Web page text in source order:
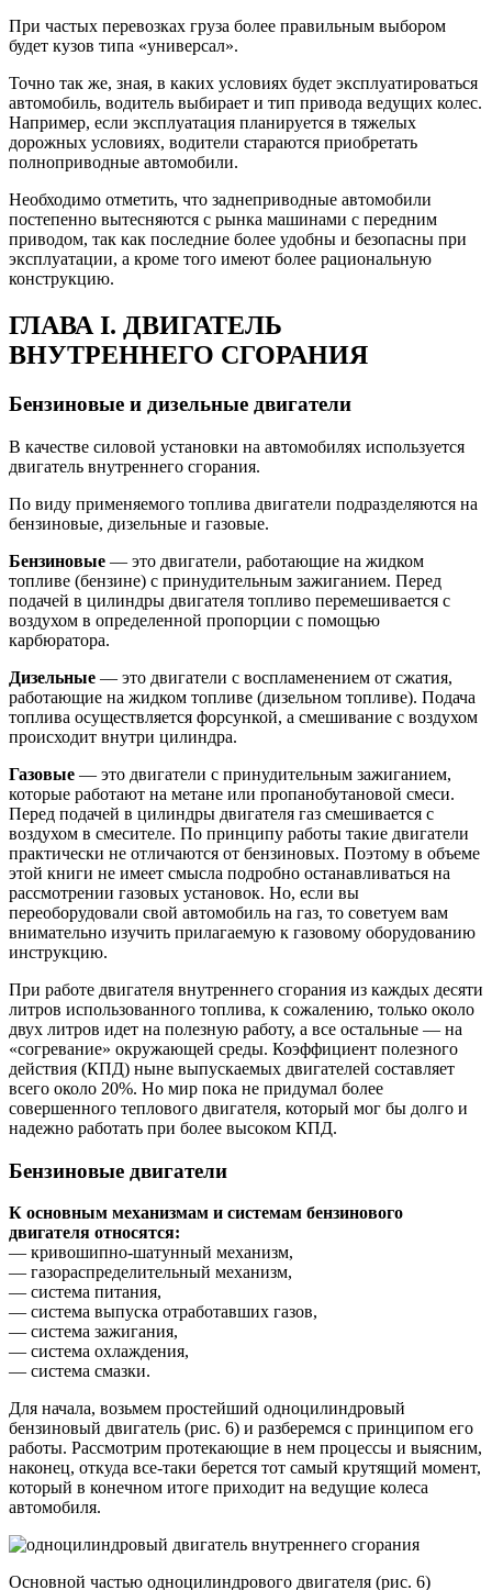
При частых перевозках груза более правильным выбором
будет кузов типа «универсал».
Точно так же, зная, в каких условиях будет эксплуатироваться
автомобиль, водитель выбирает и тип привода ведущих колес.
Например, если эксплуатация планируется в тяжелых
дорожных условиях, водители стараются приобретать
полноприводные автомобили.
Необходимо отметить, что заднеприводные автомобили
постепенно вытесняются с рынка машинами с передним
приводом, так как последние более удобны и безопасны при
эксплуатации, а кроме того имеют более рациональную
конструкцию.
ГЛАВА I. ДВИГАТЕЛЬ
ВНУТРЕННЕГО СГОРАНИЯ
Бензиновые и дизельные двигатели
В качестве силовой установки на автомобилях используется
двигатель внутреннего сгорания.
По виду применяемого топлива двигатели подразделяются на
бензиновые, дизельные и газовые.
Бензиновые — это двигатели, работающие на жидком
топливе (бензине) с принудительным зажиганием. Перед
подачей в цилиндры двигателя топливо перемешивается с
воздухом в определенной пропорции с помощью
карбюратора.
Дизельные — это двигатели с воспламенением от сжатия,
работающие на жидком топливе (дизельном топливе). Подача
топлива осуществляется форсункой, а смешивание с воздухом
происходит внутри цилиндра.
Газовые — это двигатели с принудительным зажиганием,
которые работают на метане или пропанобутановой смеси.
Перед подачей в цилиндры двигателя газ смешивается с
воздухом в смесителе. По принципу работы такие двигатели
практически не отличаются от бензиновых. Поэтому в объеме
этой книги не имеет смысла подробно останавливаться на
рассмотрении газовых установок. Но, если вы
переоборудовали свой автомобиль на газ, то советуем вам
внимательно изучить прилагаемую к газовому оборудованию
инструкцию.
При работе двигателя внутреннего сгорания из каждых десяти
литров использованного топлива, к сожалению, только около
двух литров идет на полезную работу, а все остальные — на
«согревание» окружающей среды. Коэффициент полезного
действия (КПД) ныне выпускаемых двигателей составляет
всего около 20%. Но мир пока не придумал более
совершенного теплового двигателя, который мог бы долго и
надежно работать при более высоком КПД.
Бензиновые двигатели
К основным механизмам и системам бензинового
двигателя относятся:
— кривошипно-шатунный механизм,
— газораспределительный механизм,
— система питания,
— система выпуска отработавших газов,
— система зажигания,
— система охлаждения,
— система смазки.
Для начала, возьмем простейший одноцилиндровый
бензиновый двигатель (рис. 6) и разберемся с принципом его
работы. Рассмотрим протекающие в нем процессы и выясним,
наконец, откуда все-таки берется тот самый крутящий момент,
который в конечном итоге приходит на ведущие колеса
автомобиля.
Основной частью одноцилиндрового двигателя (рис. 6)